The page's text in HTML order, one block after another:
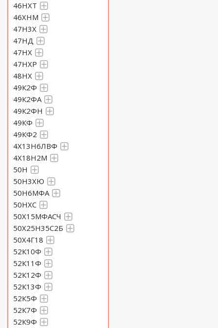
46НХТ
46ХНМ
47Н3Х
47НД
47НХ
47НХР
48НХ
49К2Ф
49К2ФА
49К2ФН
49КФ
49КФ2
4Х13Н6ЛВФ
4Х18Н2М
50Н
50Н3ХЮ
50Н6МФА
50НХС
50Х15МФАСЧ
50Х25Н35С2Б
50Х4Г18
52К10Ф
52К11Ф
52К12Ф
52К13Ф
52К5Ф
52К7Ф
52К9Ф